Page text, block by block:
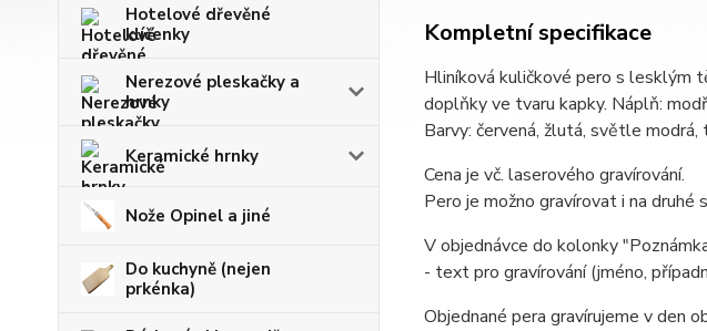
Hotelové dřevěné
klíčenky
Nerezové pleskačky a
hrnky
Keramické hrnky
Nože Opinel a jiné
Do kuchyně (nejen
prkénka)
Kompletní specifikace
Hliníková kuličkové pero s lesklým
doplňky ve tvaru kapky. Náplň:
Barvy: červená, žlutá, světle
Cena je vč. laserového gravírování.
Pero je možno gravírovat i na druhé
V objednávce do kolonky
- text pro gravírování (jméno,
Objednané pera gravírujeme v den